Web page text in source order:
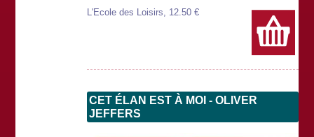
L'Ecole des Loisirs, 12.50 €
CET ÉLAN EST À MOI - OLIVER
JEFFERS